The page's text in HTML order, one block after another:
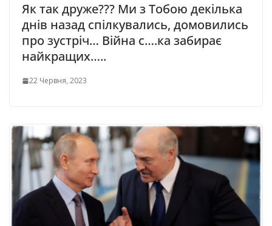
Як так друже??? Ми з Тобою декілька
днів назад спілкувались, домовились
про зустріч… Війна с….ка забирає
найкращих…..
22 Червня, 2023